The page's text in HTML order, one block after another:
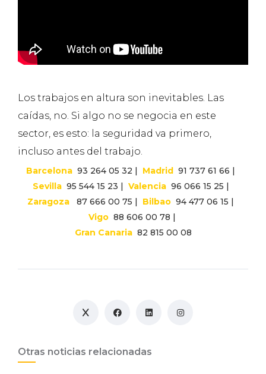
Los trabajos en altura son inevitables. Las
caídas, no. Si algo no se negocia en este
sector, es esto: la seguridad va primero,
incluso antes del trabajo.
Barcelona 93 264 05 32 | Madrid 91 737 61 66 |
Sevilla 95 544 15 23 | Valencia 96 066 15 25 |
Zaragoza
87 666 00 75 | Bilbao 94 477 06 15 |
Vigo 88 606 00 78 |
Gran Canaria 82 815 00 08
Otras noticias relacionadas